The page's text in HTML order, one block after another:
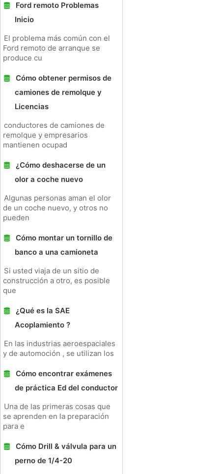
Ford remoto Problemas
Inicio
El problema más común con el
Ford remoto de arranque se
produce cu
Cómo obtener permisos de
camiones de remolque y
Licencias
conductores de camiones de
remolque y empresarios
mantienen ocupad
¿Cómo deshacerse de un
olor a coche nuevo
Algunas personas aman el olor
de un coche nuevo, y otros no
pueden
Cómo montar un tornillo de
banco a una camioneta
Si usted viaja de un sitio de
construcción a otro, es posible
que
¿Qué es la SAE
Acoplamiento ?
En las industrias aeroespaciales
y de automoción , se utilizan los
Cómo encontrar exámenes
de práctica Ed del conductor
Una de las primeras cosas que
se aprenden en la preparación
para e
Cómo Drill & válvula para un
perno de 1/4-20